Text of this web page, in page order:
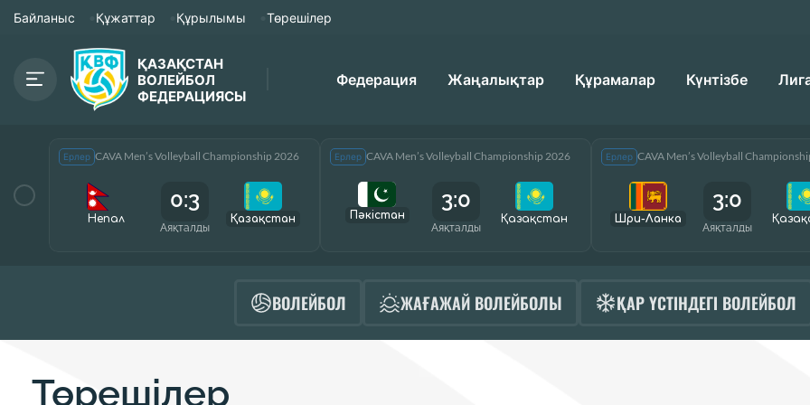
Байланыс Құжаттар Құрылымы Төрешілер
ҚАЗАҚСТАН
ВОЛЕЙБОЛ
ФЕДЕРАЦИЯСЫ
Федерация Жаңалықтар Құрамалар Күнтізбе
Ерлер CAVA Men’s Volleyball Championship 2026
Непал
0:3
Аяқталды
Қазақcтан
Ерлер CAVA Men’s Volleyball Championship 2026
Пәкістан
3:0
Аяқталды
Қазақcтан
Ерлер CAVA Men’s Volleyball
Шри-Ланка
3:0
Аяқталды
ВОЛЕЙБОЛ ЖАҒАЖАЙ ВОЛЕЙБОЛЫ ҚАР ҮСТІНДЕГІ ВОЛЕЙБОЛ
Төрешілер